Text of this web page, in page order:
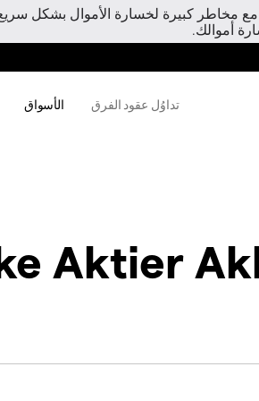
مخاطر كبيرة لخسارة الأموال بشكل سريع
أموالك.
تداوُل عقود الفرق الأسواق
Aktier